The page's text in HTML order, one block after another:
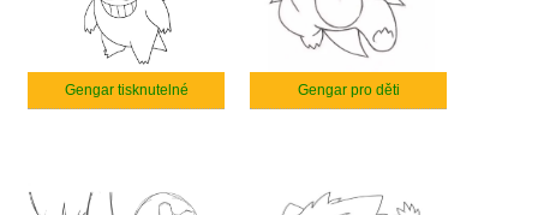
Gengar tisknutelné Gengar pro děti